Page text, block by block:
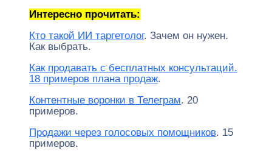
Интересно прочитать:
Кто такой ИИ таргетолог. Зачем он нужен.
Как выбрать.
Как продавать с бесплатных консультаций.
18 примеров плана продаж.
Контентные воронки в Телеграм. 20
примеров.
Продажи через голосовых помощников. 15
примеров.